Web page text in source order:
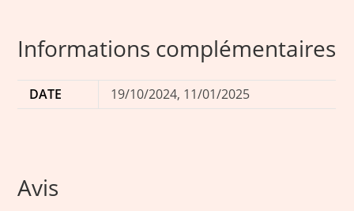
Informations complémentaires
DATE 19/10/2024, 11/01/2025
Avis